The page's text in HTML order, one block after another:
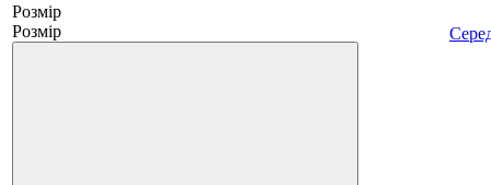
Розмір
Розмір